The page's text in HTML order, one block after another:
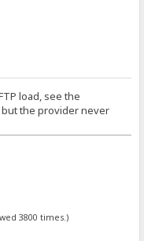
load, see the
but the provider never
3800 times.)